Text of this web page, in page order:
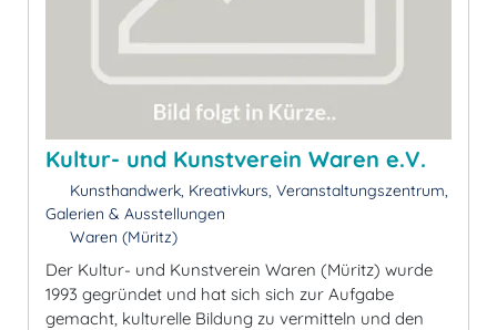
Kultur- und Kunstverein Waren e.V.
Kunsthandwerk, Kreativkurs, Veranstaltungszentrum,
Galerien & Ausstellungen
Waren (Müritz)
Der Kultur- und Kunstverein Waren (Müritz) wurde
1993 gegründet und hat sich sich zur Aufgabe
gemacht, kulturelle Bildung zu vermitteln und den